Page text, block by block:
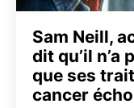
Sam Neill,
dit qu’il n’a
que ses
cancer